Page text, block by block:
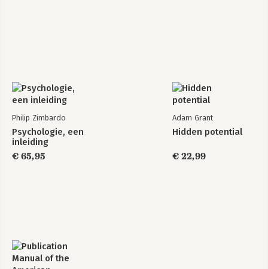
Philip Zimbardo
Psychologie, een
inleiding
€ 65,95
Adam Grant
Hidden potential
€ 22,99